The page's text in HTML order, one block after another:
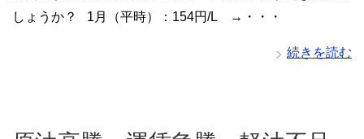
しょうか？ 1月（平時）：154円/L →・・・
続きを読む